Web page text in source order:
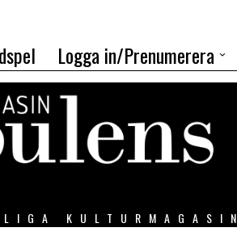
Logga in/Prenumerera
KULTURMAGASIN